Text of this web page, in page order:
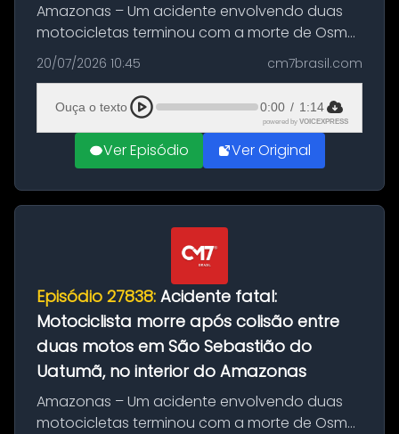
Amazonas – Um acidente envolvendo duas
motocicletas terminou com a morte de Osmar
Figueiredo de Souza, de 38 anos, no município
de São Sebastião do Uatumã, no interior do
Amazonas. A colisão ocorreu n...
20/07/2026 10:45 cm7brasil.com
Ouça o texto 0:00 / 1:14
powered by VOICEXPRESS
Ver Episódio Ver Original
Episódio 27838: Acidente fatal:
Motociclista morre após colisão entre
duas motos em São Sebastião do
Uatumã, no interior do Amazonas
Amazonas – Um acidente envolvendo duas
motocicletas terminou com a morte de Osmar